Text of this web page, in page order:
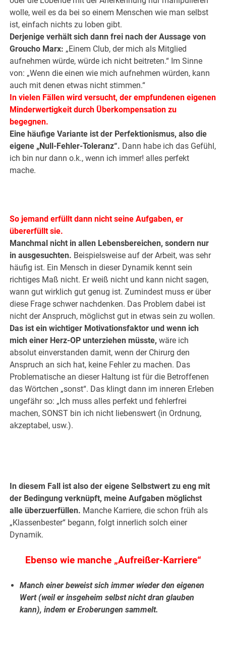
wolle, weil es da bei so einem Menschen wie man selbst
ist, einfach nichts zu loben gibt.
Derjenige verhält sich dann frei nach der Aussage von
Groucho Marx: „Einem Club, der mich als Mitglied
aufnehmen würde, würde ich nicht beitreten.“ Im Sinne
von: „Wenn die einen wie mich aufnehmen würden, kann
auch mit denen etwas nicht stimmen.“
In vielen Fällen wird versucht, der empfundenen eigenen
Minderwertigkeit durch Überkompensation zu
begegnen.
Eine häufige Variante ist der Perfektionismus, also die
eigene „Null-Fehler-Toleranz“. Dann habe ich das Gefühl,
ich bin nur dann o.k., wenn ich immer! alles perfekt
mache.
So jemand erfüllt dann nicht seine Aufgaben, er
übererfüllt sie.
Manchmal nicht in allen Lebensbereichen, sondern nur
in ausgesuchten. Beispielsweise auf der Arbeit, was sehr
häufig ist. Ein Mensch in dieser Dynamik kennt sein
richtiges Maß nicht. Er weiß nicht und kann nicht sagen,
wann gut wirklich gut genug ist. Zumindest muss er über
diese Frage schwer nachdenken. Das Problem dabei ist
nicht der Anspruch, möglichst gut in etwas sein zu wollen.
Das ist ein wichtiger Motivationsfaktor und wenn ich
mich einer Herz-OP unterziehen müsste, wäre ich
absolut einverstanden damit, wenn der Chirurg den
Anspruch an sich hat, keine Fehler zu machen. Das
Problematische an dieser Haltung ist für die Betroffenen
das Wörtchen „sonst“. Das klingt dann im inneren Erleben
ungefähr so: „Ich muss alles perfekt und fehlerfrei
machen, SONST bin ich nicht liebenswert (in Ordnung,
akzeptabel, usw.).
In diesem Fall ist also der eigene Selbstwert zu eng mit
der Bedingung verknüpft, meine Aufgaben möglichst
alle überzuerfüllen. Manche Karriere, die schon früh als
„Klassenbester“ begann, folgt innerlich solch einer
Dynamik.
Ebenso wie manche „Aufreißer-Karriere“
Manch einer beweist sich immer wieder den eigenen
Wert (weil er insgeheim selbst nicht dran glauben
kann), indem er Eroberungen sammelt.